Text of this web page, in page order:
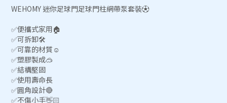
WEHOMY 迷你足球門足球門柱網帶泵套裝⚽️
✅便攜式家用🏠
✅可拆卸🛠️
✅可靠的材質☺️
✅塑膠製成🥽
✅結構堅固
✅使用壽命長
✅圓角設計🔴
✅不傷小手👋🏻